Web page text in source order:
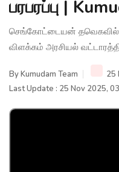
பரபரப்பு |
செங்கோட்டையன் தவெகவில்
விளக்கம் அரசியல்
ByKumudam Team
25
Last Update : 25 Nov 2025,